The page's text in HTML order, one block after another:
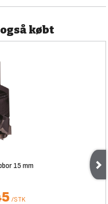
købt
15 mm
/STK